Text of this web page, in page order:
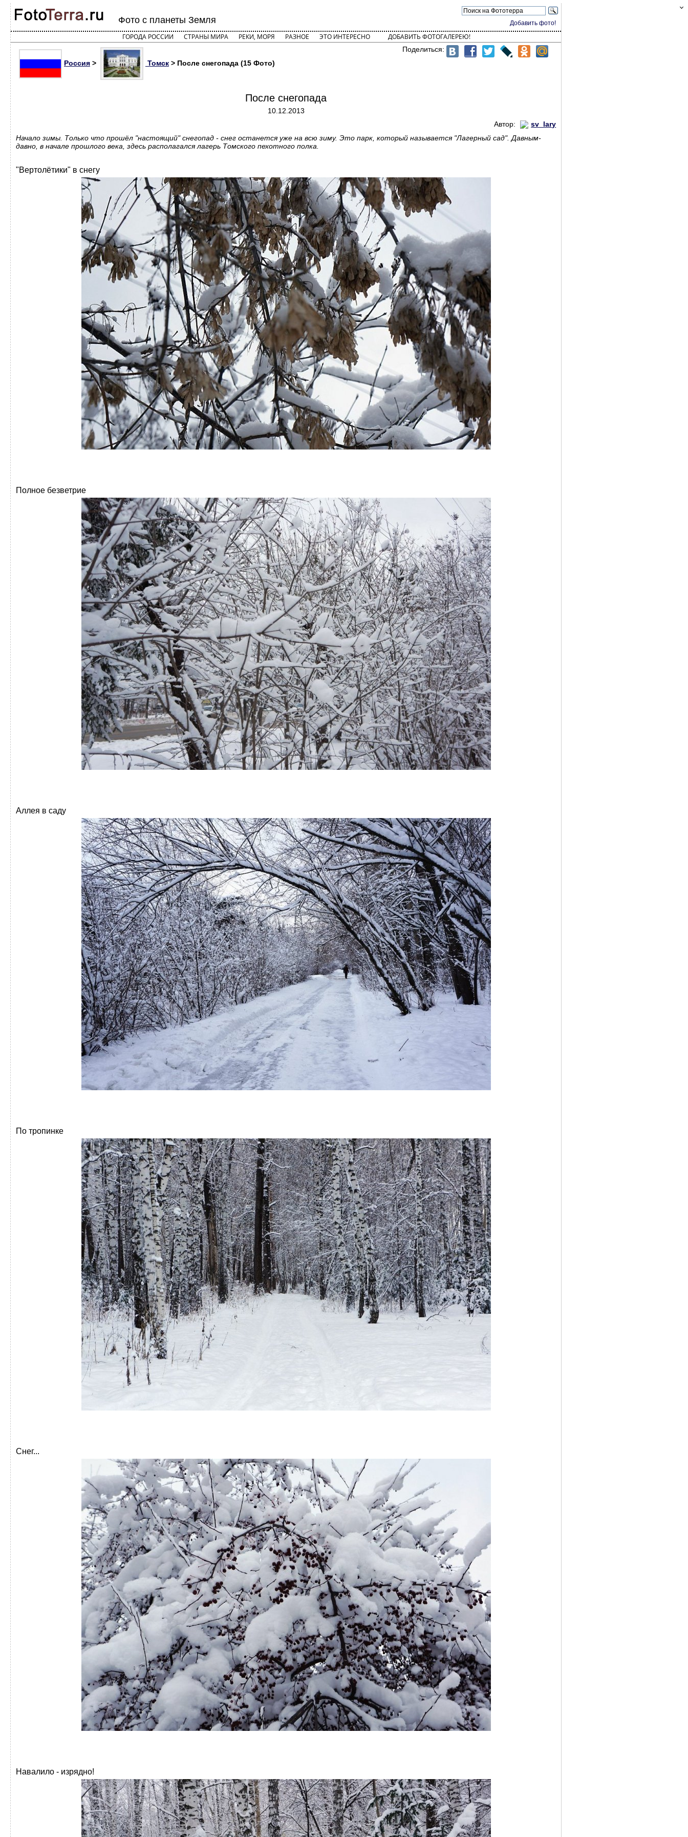
Добавить фото!
Фото с планеты Земля
ГОРОДА РОССИИ СТРАНЫ МИРА РЕКИ, МОРЯ РАЗНОЕ ЭТО ИНТЕРЕСНО ДОБАВИТЬ ФОТОГАЛЕРЕЮ!
Поделиться:
Россия > Томск > После снегопада (15 Фото)
После снегопада
10.12.2013
Автор:
sv_lary
Начало зимы. Только что прошёл "настоящий" снегопад - снег останется уже на всю зиму. Это парк, который называется "Лагерный сад". Давным-
давно, в начале прошлого века, здесь располагался лагерь Томского пехотного полка.
"Вертолётики" в снегу
Полное безветрие
Аллея в саду
По тропинке
Снег...
Навалило - изрядно!